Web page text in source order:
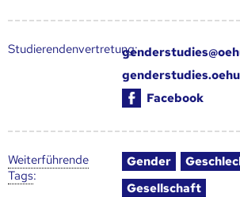
Studierendenvertretung:
Facebook
Weiter­führende
Tags:
Gender
Gesellschaft